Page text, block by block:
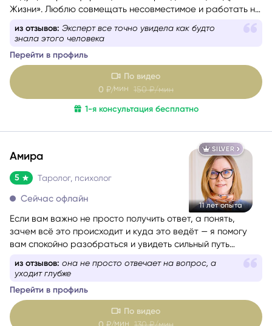
ведущая трансформационной игры-дивинации «Древо
стыке науки и эзотерики, психологии и Таро, Таро и
нумерологии.
Помогаю понять себя, осознать свои истинные желания и
потребности, найти причины проблемных ситуаций и
оптимальные способы их решения. Работаю с такими
запросами.
из отзывов: Эксперт все точно увидела как будто
Перейти в профиль
По видео
0 ₽/мин150 ₽/мин
SILVER
11 лет опыта
Амира
5
Если вам важно не просто получить ответ, а понять,
зачем всё это происходит и куда это ведёт — я помогу
развития ситуации.
Я работаю с Таро уже более 11 лет. За это время я
провела множество консультаций и научилась видеть не
только внешние события, но и их глубинный смысл.
Мой подход — это не поверхностные ответы, а точная
из отзывов: она не просто отвечает на вопрос, а
Перейти в профиль
По видео